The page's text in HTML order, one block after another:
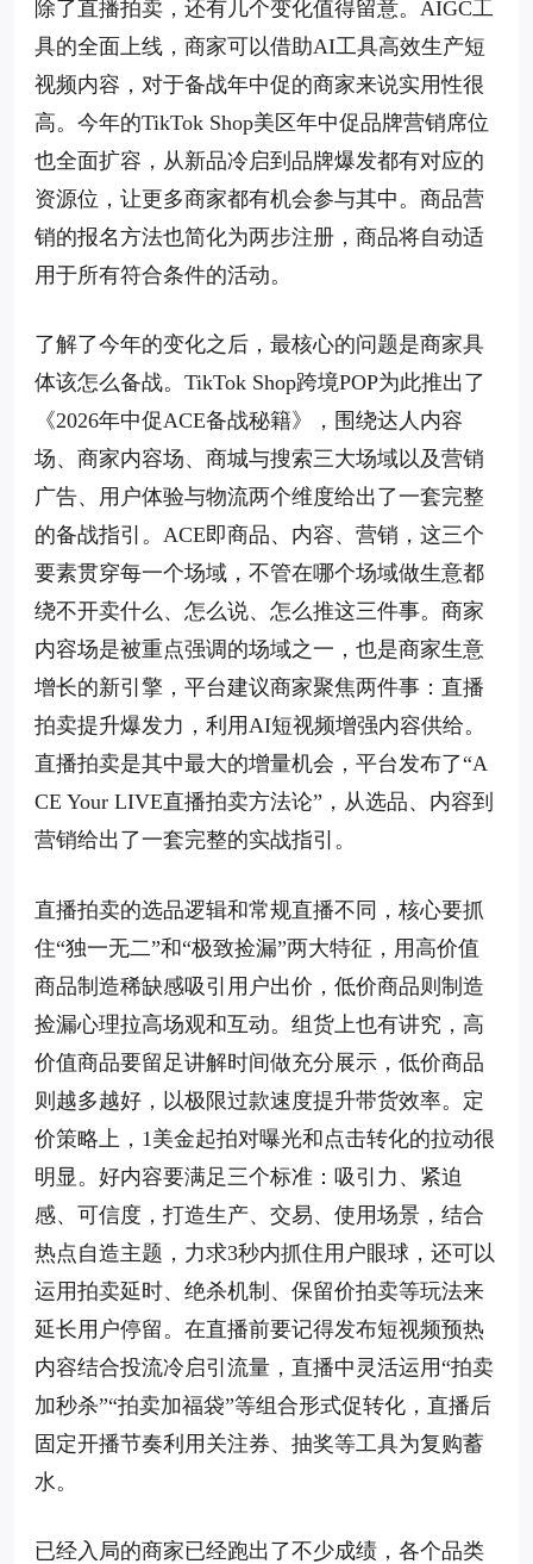
除了直播拍卖，还有几个变化值得留意。AIGC工
具的全面上线，商家可以借助AI工具高效生产短
视频内容，对于备战年中促的商家来说实用性很
高。今年的TikTok Shop美区年中促品牌营销席位
也全面扩容，从新品冷启到品牌爆发都有对应的
资源位，让更多商家都有机会参与其中。商品营
销的报名方法也简化为两步注册，商品将自动适
用于所有符合条件的活动。
了解了今年的变化之后，最核心的问题是商家具
体该怎么备战。TikTok Shop跨境POP为此推出了
《2026年中促ACE备战秘籍》，围绕达人内容
场、商家内容场、商城与搜索三大场域以及营销
广告、用户体验与物流两个维度给出了一套完整
的备战指引。ACE即商品、内容、营销，这三个
要素贯穿每一个场域，不管在哪个场域做生意都
绕不开卖什么、怎么说、怎么推这三件事。商家
内容场是被重点强调的场域之一，也是商家生意
增长的新引擎，平台建议商家聚焦两件事：直播
拍卖提升爆发力，利用AI短视频增强内容供给。
直播拍卖是其中最大的增量机会，平台发布了“A
CE Your LIVE直播拍卖方法论”，从选品、内容到
营销给出了一套完整的实战指引。
直播拍卖的选品逻辑和常规直播不同，核心要抓
住“独一无二”和“极致捡漏”两大特征，用高价值
商品制造稀缺感吸引用户出价，低价商品则制造
捡漏心理拉高场观和互动。组货上也有讲究，高
价值商品要留足讲解时间做充分展示，低价商品
则越多越好，以极限过款速度提升带货效率。定
价策略上，1美金起拍对曝光和点击转化的拉动很
明显。好内容要满足三个标准：吸引力、紧迫
感、可信度，打造生产、交易、使用场景，结合
热点自造主题，力求3秒内抓住用户眼球，还可以
运用拍卖延时、绝杀机制、保留价拍卖等玩法来
延长用户停留。在直播前要记得发布短视频预热
内容结合投流冷启引流量，直播中灵活运用“拍卖
加秒杀”“拍卖加福袋”等组合形式促转化，直播后
固定开播节奏利用关注券、抽奖等工具为复购蓄
水。
已经入局的商家已经跑出了不少成绩，各个品类